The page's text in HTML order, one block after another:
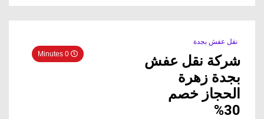
نقل عفش بجدة
شركة نقل عفش
بجدة زهرة
الحجاز خصم
30%